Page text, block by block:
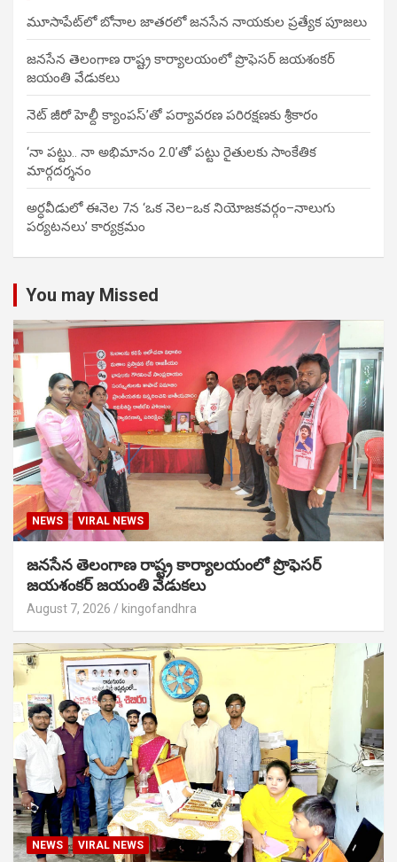
మూసాపేట్‌లో బోనాల జాతరలో జనసేన నాయకుల ప్రత్యేక పూజలు
జనసేన తెలంగాణ రాష్ట్ర కార్యాలయంలో ప్రొఫెసర్ జయశంకర్
జయంతి వేడుకలు
నెట్ జీరో హెల్దీ క్యాంపస్’తో పర్యావరణ పరిరక్షణకు శ్రీకారం
‘నా పట్టు.. నా అభిమానం 2.0’తో పట్టు రైతులకు సాంకేతిక
మార్గదర్శనం
అర్ధవీడులో ఈనెల 7న ‘ఒక నెల–ఒక నియోజకవర్గం–నాలుగు
పర్యటనలు’ కార్యక్రమం
You may Missed
NEWS VIRAL NEWS
జనసేన తెలంగాణ రాష్ట్ర కార్యాలయంలో ప్రొఫెసర్
జయశంకర్ జయంతి వేడుకలు
August 7, 2026 kingofandhra
NEWS VIRAL NEWS